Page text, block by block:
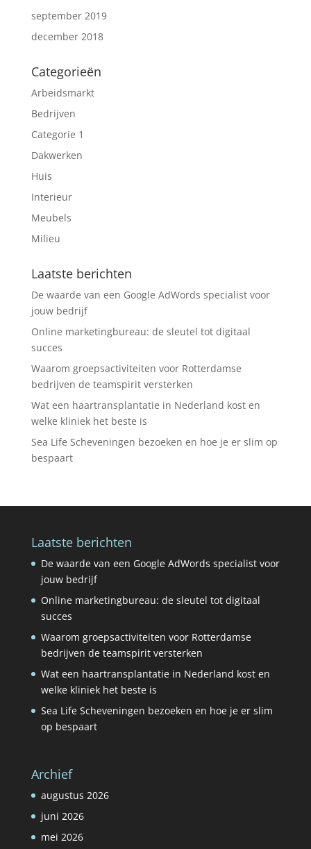
september 2019
december 2018
Categorieën
Arbeidsmarkt
Bedrijven
Categorie 1
Dakwerken
Huis
Interieur
Meubels
Milieu
Laatste berichten
De waarde van een Google AdWords specialist voor
jouw bedrijf
Online marketingbureau: de sleutel tot digitaal
succes
Waarom groepsactiviteiten voor Rotterdamse
bedrijven de teamspirit versterken
Wat een haartransplantatie in Nederland kost en
welke kliniek het beste is
Sea Life Scheveningen bezoeken en hoe je er slim op
bespaart
Laatste berichten
De waarde van een Google AdWords specialist voor
jouw bedrijf
Online marketingbureau: de sleutel tot digitaal
succes
Waarom groepsactiviteiten voor Rotterdamse
bedrijven de teamspirit versterken
Wat een haartransplantatie in Nederland kost en
welke kliniek het beste is
Sea Life Scheveningen bezoeken en hoe je er slim
op bespaart
Archief
augustus 2026
juni 2026
mei 2026